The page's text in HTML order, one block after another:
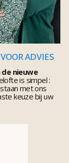
ADVIES
nieuwe
is simpel :
met ons
keuze bij uw